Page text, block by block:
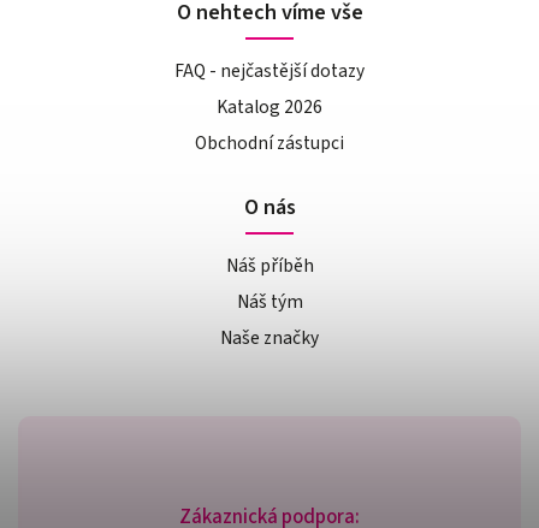
Zákaznická podpora:
O nehtech víme vše
FAQ - nejčastější dotazy
Katalog 2026
Obchodní zástupci
O nás
Náš příběh
Náš tým
Naše značky